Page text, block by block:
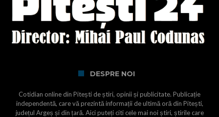
DESPRE NOI
Cotidian online din Pitești de știri, opinii și publicitate. Publicație
independentă, care vă prezintă informații de ultimă oră din Pitești,
județul Argeș și din țară. Aici puteți citi cele mai noi știri, știrile care